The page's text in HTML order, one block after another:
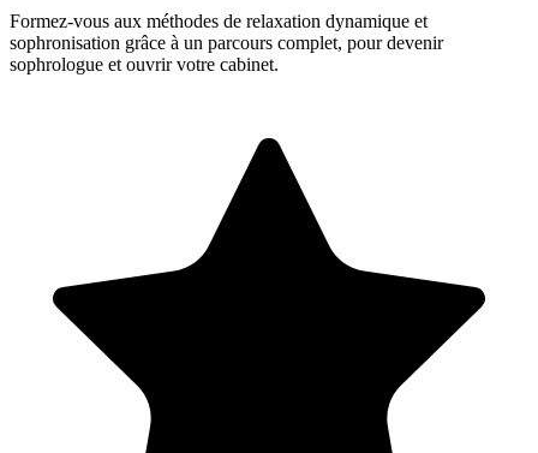
Formez-vous aux méthodes de relaxation dynamique et
sophronisation grâce à un parcours complet, pour devenir
sophrologue et ouvrir votre cabinet.